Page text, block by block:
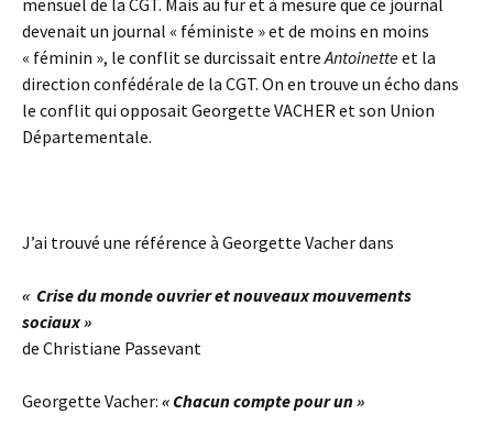
mensuel de la CGT. Mais au fur et à mesure que ce journal
devenait un journal « féministe » et de moins en moins
« féminin », le conflit se durcissait entreAntoinetteet la
direction confédérale de la CGT. On en trouve un écho dans
le conflit qui opposait Georgette VACHER et son Union
Départementale.
J’ai trouvé une référence à Georgette Vacher dans
« Crise du monde ouvrier et nouveaux mouvements
sociaux »
de Christiane Passevant
Georgette Vacher: « Chacun compte pour un »